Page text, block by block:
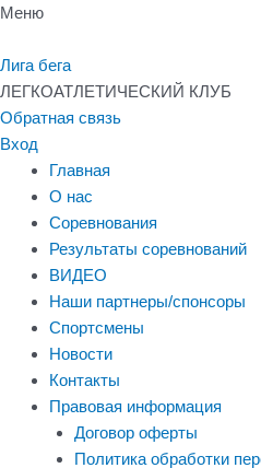
Перейти
содержимому
Меню
Лига бега
ЛЕГКОАТЛЕТИЧЕСКИЙ КЛУБ
Обратная связь
Вход
Главная
О нас
Соревнования
Результаты соревнований
ВИДЕО
Наши партнеры/спонсоры
Спортсмены
Новости
Контакты
Правовая информация
Договор оферты
Политика обработки